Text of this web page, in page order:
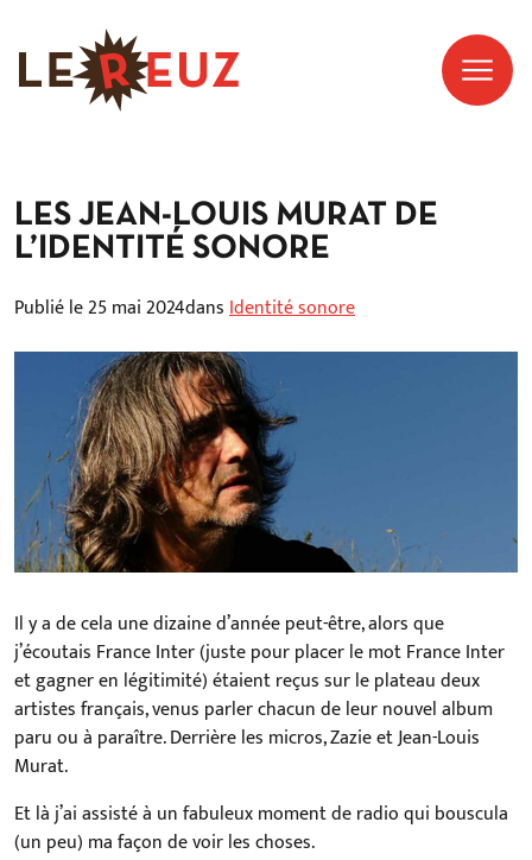
LES JEAN-LOUIS MURAT DE
L’IDENTITÉ SONORE
Publié le 25 mai 2024dansIdentité sonore
Il y a de cela une dizaine d’année peut-être, alors que
j’écoutais France Inter (juste pour placer le mot France Inter
et gagner en légitimité) étaient reçus sur le plateau deux
artistes français, venus parler chacun de leur nouvel album
paru ou à paraître. Derrière les micros, Zazie et Jean-Louis
Murat.
Et là j’ai assisté à un fabuleux moment de radio qui bouscula
(un peu) ma façon de voir les choses.